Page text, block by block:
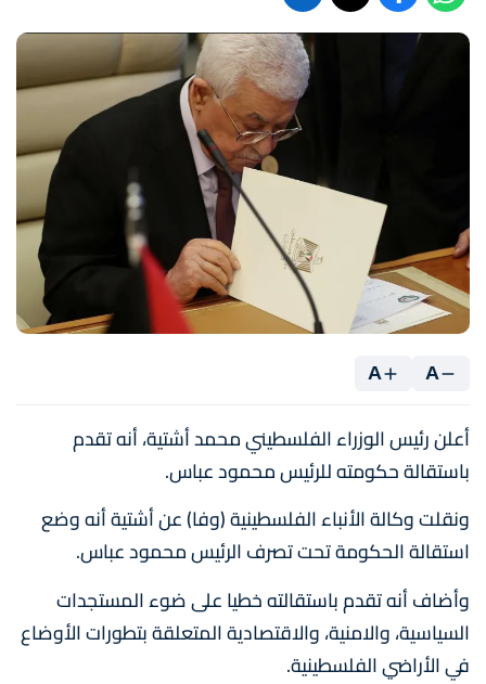
A
A
أعلن رئيس الوزراء الفلسطيني محمد أشتية، أنه تقدم
باستقالة حكومته للرئيس محمود عباس.
ونقلت وكالة الأنباء الفلسطينية (وفا) عن أشتية أنه وضع
استقالة الحكومة تحت تصرف الرئيس محمود عباس.
وأضاف أنه تقدم باستقالته خطيا على ضوء المستجدات
السياسية، والامنية، والاقتصادية المتعلقة بتطورات الأوضاع
في الأراضي الفلسطينية.